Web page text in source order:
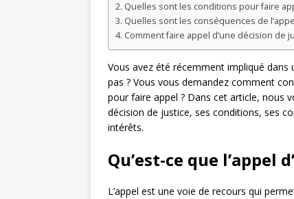
Quelles sont les conditions pour faire
Quelles sont les conséquences de
Comment faire appel d’une décision de
Vous avez été récemment impliqué
pas ? Vous vous demandez comment
pour faire appel ? Dans cet article, nous
décision de justice, ses conditions, ses
intérêts.
Qu’est-ce que l’appel
L’appel est une voie de recours qui